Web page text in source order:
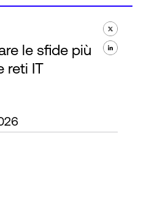
le sfide più
reti IT